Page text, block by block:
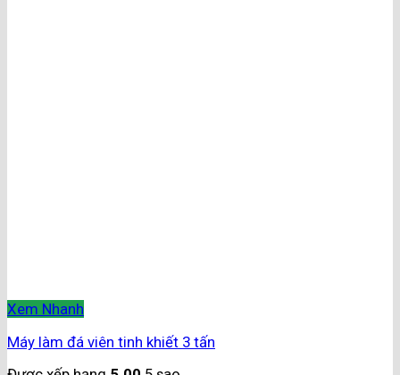
Xem Nhanh
Máy làm đá viên tinh khiết 3 tấn